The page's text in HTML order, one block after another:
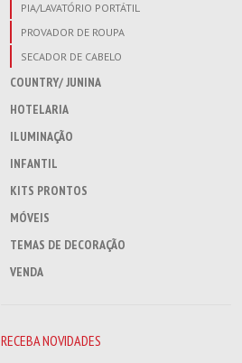
PIA/LAVATÓRIO PORTÁTIL
PROVADOR DE ROUPA
SECADOR DE CABELO
COUNTRY/ JUNINA
HOTELARIA
ILUMINAÇÃO
INFANTIL
KITS PRONTOS
MÓVEIS
TEMAS DE DECORAÇÃO
VENDA
RECEBA NOVIDADES